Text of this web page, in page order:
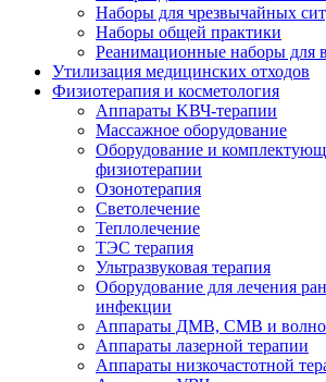
Наборы для чрезвычайных
Наборы общей практики
Реанимационные наборы для
Утилизация медицинских отходов
Физиотерапия и косметология
Аппараты KВЧ-терапии
Массажное оборудование
Оборудование и
физиотерапии
Озонотерапия
Светолечение
Теплолечение
ТЭС терапия
Ультразвуковая терапия
Оборудование для лечения
инфекции
Аппараты ДМВ, СМВ и
Аппараты лазерной терапии
Аппараты низкочастотной